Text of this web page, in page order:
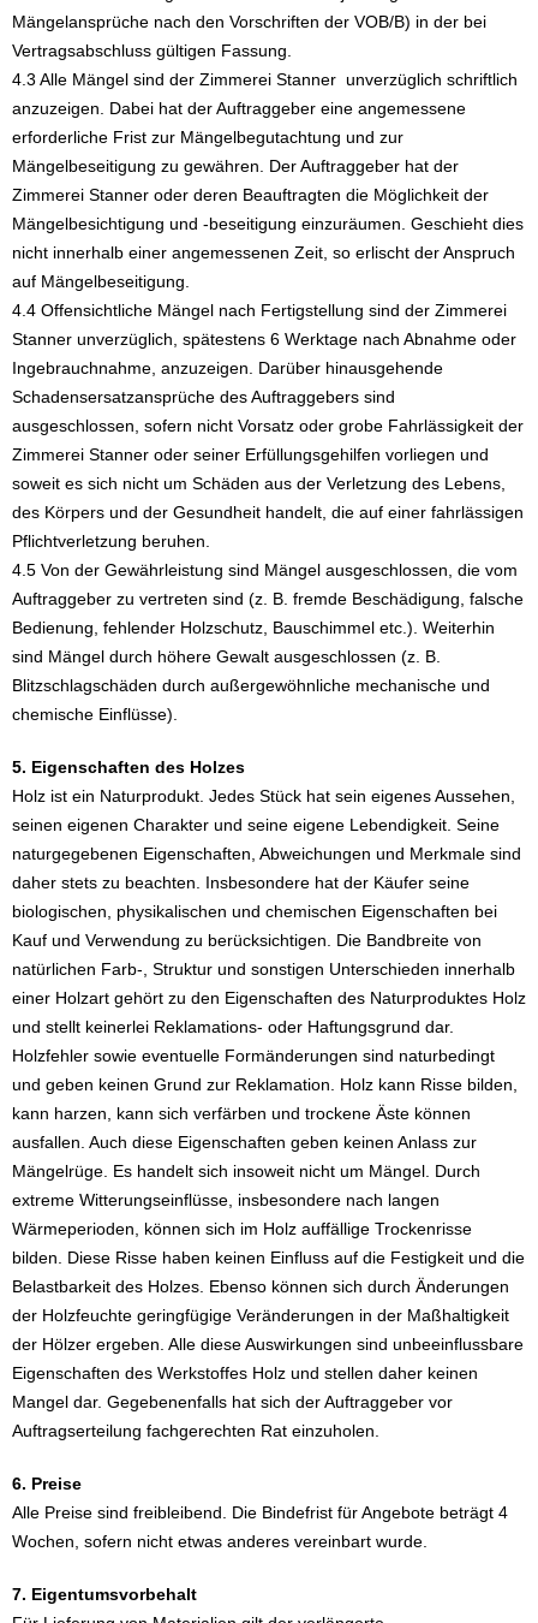
Mängelansprüche nach den Vorschriften der VOB/B) in der bei
Vertragsabschluss gültigen Fassung.
4.3 Alle Mängel sind der Zimmerei Stanner unverzüglich schriftlich
anzuzeigen. Dabei hat der Auftraggeber eine angemessene
erforderliche Frist zur Mängelbegutachtung und zur
Mängelbeseitigung zu gewähren. Der Auftraggeber hat der
Zimmerei Stanner oder deren Beauftragten die Möglichkeit der
Mängelbesichtigung und -beseitigung einzuräumen. Geschieht dies
nicht innerhalb einer angemessenen Zeit, so erlischt der Anspruch
auf Mängelbeseitigung.
4.4 Offensichtliche Mängel nach Fertigstellung sind der Zimmerei
Stanner unverzüglich, spätestens 6 Werktage nach Abnahme oder
Ingebrauchnahme, anzuzeigen. Darüber hinausgehende
Schadensersatzansprüche des Auftraggebers sind
ausgeschlossen, sofern nicht Vorsatz oder grobe Fahrlässigkeit der
Zimmerei Stanner oder seiner Erfüllungsgehilfen vorliegen und
soweit es sich nicht um Schäden aus der Verletzung des Lebens,
des Körpers und der Gesundheit handelt, die auf einer fahrlässigen
Pflichtverletzung beruhen.
4.5 Von der Gewährleistung sind Mängel ausgeschlossen, die vom
Auftraggeber zu vertreten sind (z. B. fremde Beschädigung, falsche
Bedienung, fehlender Holzschutz, Bauschimmel etc.). Weiterhin
sind Mängel durch höhere Gewalt ausgeschlossen (z. B.
Blitzschlagschäden durch außergewöhnliche mechanische und
chemische Einflüsse).
5. Eigenschaften des Holzes
Holz ist ein Naturprodukt. Jedes Stück hat sein eigenes Aussehen,
seinen eigenen Charakter und seine eigene Lebendigkeit. Seine
naturgegebenen Eigenschaften, Abweichungen und Merkmale sind
daher stets zu beachten. Insbesondere hat der Käufer seine
biologischen, physikalischen und chemischen Eigenschaften bei
Kauf und Verwendung zu berücksichtigen. Die Bandbreite von
natürlichen Farb-, Struktur und sonstigen Unterschieden innerhalb
einer Holzart gehört zu den Eigenschaften des Naturproduktes Holz
und stellt keinerlei Reklamations- oder Haftungsgrund dar.
Holzfehler sowie eventuelle Formänderungen sind naturbedingt
und geben keinen Grund zur Reklamation. Holz kann Risse bilden,
kann harzen, kann sich verfärben und trockene Äste können
ausfallen. Auch diese Eigenschaften geben keinen Anlass zur
Mängelrüge. Es handelt sich insoweit nicht um Mängel. Durch
extreme Witterungseinflüsse, insbesondere nach langen
Wärmeperioden, können sich im Holz auffällige Trockenrisse
bilden. Diese Risse haben keinen Einfluss auf die Festigkeit und die
Belastbarkeit des Holzes. Ebenso können sich durch Änderungen
der Holzfeuchte geringfügige Veränderungen in der Maßhaltigkeit
der Hölzer ergeben. Alle diese Auswirkungen sind unbeeinflussbare
Eigenschaften des Werkstoffes Holz und stellen daher keinen
Mangel dar. Gegebenenfalls hat sich der Auftraggeber vor
Auftragserteilung fachgerechten Rat einzuholen.
6. Preise
Alle Preise sind freibleibend. Die Bindefrist für Angebote beträgt 4
Wochen, sofern nicht etwas anderes vereinbart wurde.
7. Eigentumsvorbehalt